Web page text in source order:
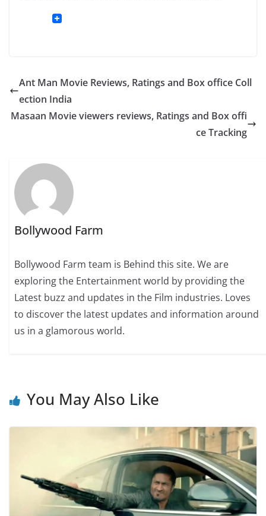
Ant Man Movie Reviews, Ratings and Box office Coll
ection India
Masaan Movie viewers reviews, Ratings and Box offi
ce Tracking
Bollywood Farm
Bollywood Farm team is Behind this site. We are
exploring the Entertainment world by providing the
Latest buzz and updates in the Film industries. Loves
to discover the latest updates and information around
us in a glamorous world.
You May Also Like